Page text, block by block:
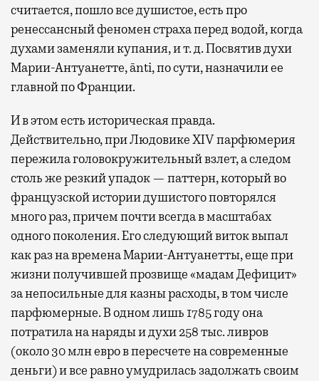
считается, пошло все душистое, есть про
ренессансный феномен страха перед водой, когда
духами заменяли купания, и т. д. Посвятив духи
Марии-Антуанетте, ānti, по сути, назначили ее
главной по Франции.
И в этом есть историческая правда.
Действительно, при Людовике XIV парфюмерия
пережила головокружительный взлет, а следом
столь же резкий упадок — паттерн, который во
французской истории душистого повторялся
много раз, причем почти всегда в масштабах
одного поколения. Его следующий виток выпал
как раз на времена Марии-Антуанетты, еще при
жизни получившей прозвище «мадам Дефицит»
за непосильные для казны расходы, в том числе
парфюмерные. В одном лишь 1785 году она
потратила на наряды и духи 258 тыс. ливров
(около 30 млн евро в пересчете на современные
деньги) и все равно умудрилась задолжать своим